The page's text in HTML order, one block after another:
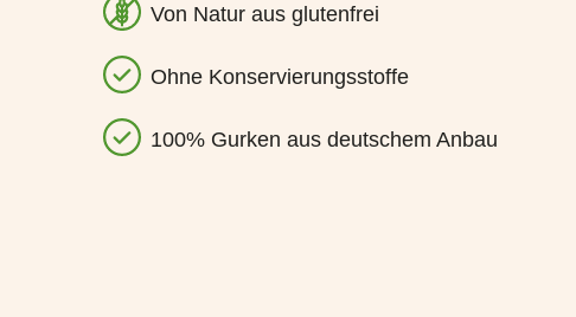
Von Natur aus glutenfrei
Ohne Konservierungsstoffe
100% Gurken aus deutschem Anbau